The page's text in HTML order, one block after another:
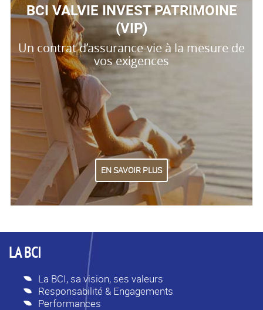
BCI VALVIE INVEST PATRIMOINE
(VIP)
Un contrat d’assurance-vie à la mesure de
vos exigences
EN SAVOIR PLUS
LA BCI
La BCI, sa vision, ses valeurs
Responsabilité & Engagements
Performances